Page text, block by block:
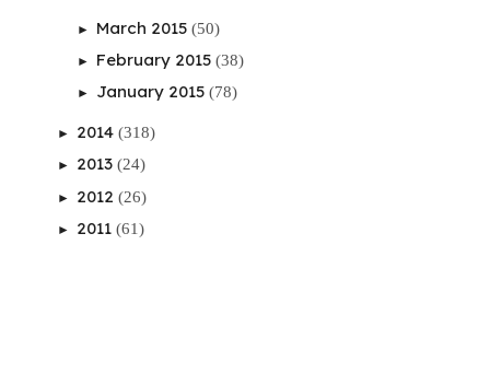
► March 2015 (50)
► February 2015 (38)
► January 2015 (78)
► 2014 (318)
► 2013 (24)
► 2012 (26)
► 2011 (61)